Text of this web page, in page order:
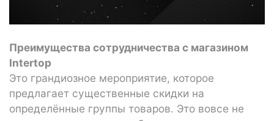
Преимущества сотрудничества с магазином
Intertop
Это грандиозное мероприятие, которое
предлагает существенные скидки на
определённые группы товаров. Это вовсе не